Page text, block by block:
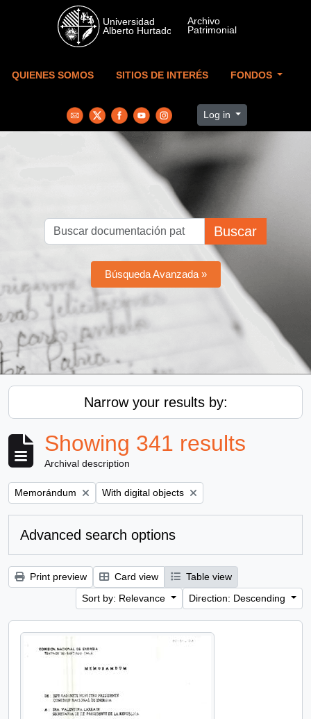
Skip to main content
QUIENES SOMOS SITIOS DE INTERÉS FONDOS
Log in
Buscar
Búsqueda Avanzada »
Narrow your results by:
Showing 341 results
Archival description
Remove filter:
Memorándum Remove filter:
With digital objects
Advanced search options
Print preview Card view
Table view
Sort by: Relevance
Direction: Descending